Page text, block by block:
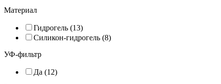
Материал
Гидрогель (13)
Силикон-гидрогель (8)
УФ-фильтр
Да (12)